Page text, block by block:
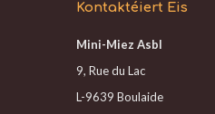
Kontaktéiert Eis
Mini-Miez Asbl
9, Rue du Lac
L-9639 Boulaide